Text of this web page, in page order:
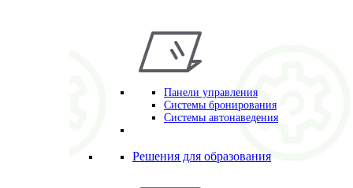
Панели управления
Системы бронирования
Системы автонаведения
Решения для образования